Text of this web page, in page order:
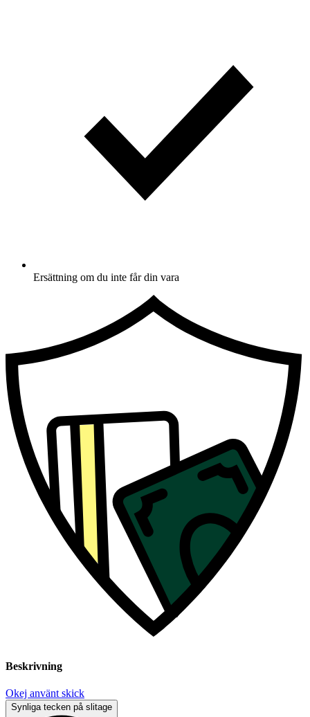
Ersättning om du inte får din vara
Beskrivning
Okej använt skick
Synliga tecken på slitage